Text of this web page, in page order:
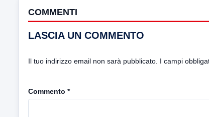
COMMENTI
LASCIA UN COMMENTO
Il tuo indirizzo email non sarà pubblicato. I campi
Commento *